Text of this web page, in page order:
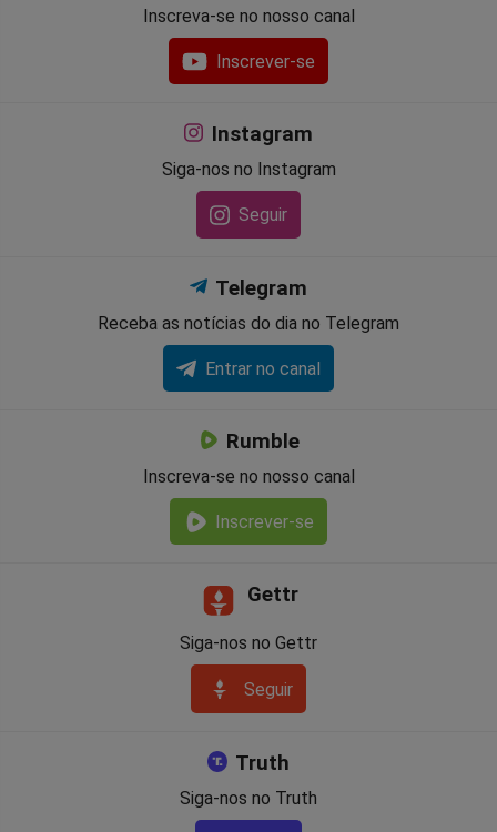
Inscreva-se no nosso canal
Inscrever-se
Instagram
Siga-nos no Instagram
Seguir
Telegram
Receba as notícias do dia no Telegram
Entrar no canal
Rumble
Inscreva-se no nosso canal
Inscrever-se
Gettr
Siga-nos no Gettr
Seguir
Truth
Siga-nos no Truth